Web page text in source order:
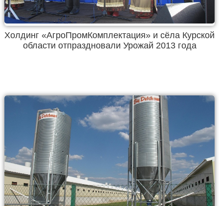
Холдинг «АгроПромКомплектация» и сёла Курской
области отпраздновали Урожай 2013 года